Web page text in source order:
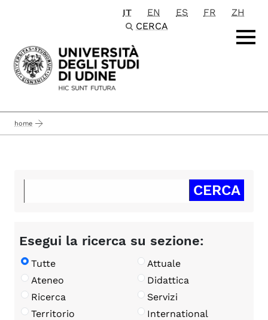
Passa al contenuto principale
IT EN ES FR
ZH
CERCA
home
Esegui la ricerca su sezione:
Tutte
Attuale
Ateneo
Didattica
Ricerca
Servizi
Territorio
International